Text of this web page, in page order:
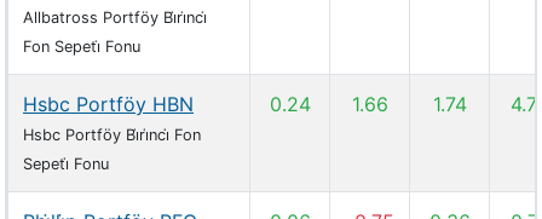
Allbatross Portföy Bi̇ri̇nci̇
Fon Sepeti̇ Fonu
Hsbc Portföy HBN
Hsbc Portföy Bi̇ri̇nci̇ Fon
Sepeti̇ Fonu
0.24 1.66 1.74